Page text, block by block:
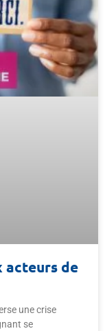
acteurs de
une crise
se